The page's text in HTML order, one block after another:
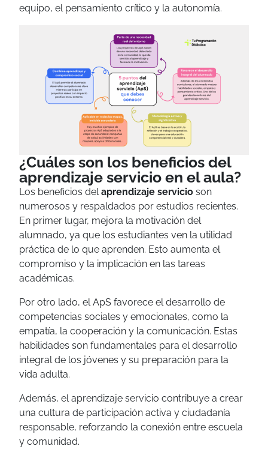
equipo, el pensamiento crítico y la autonomía.
¿Cuáles son los beneficios del
aprendizaje servicio en el aula?
Los beneficios delaprendizaje servicio son
numerosos y respaldados por estudios recientes.
En primer lugar, mejora la motivación del
alumnado, ya que los estudiantes ven la utilidad
práctica de lo que aprenden. Esto aumenta el
compromiso y la implicación en las tareas
académicas.
Por otro lado, el ApS favorece el desarrollo de
competencias sociales y emocionales, como la
empatía, la cooperación y la comunicación. Estas
habilidades son fundamentales para el desarrollo
integral de los jóvenes y su preparación para la
vida adulta.
Además, el aprendizaje servicio contribuye a crear
una cultura de participación activa y ciudadanía
responsable, reforzando la conexión entre escuela
y comunidad.